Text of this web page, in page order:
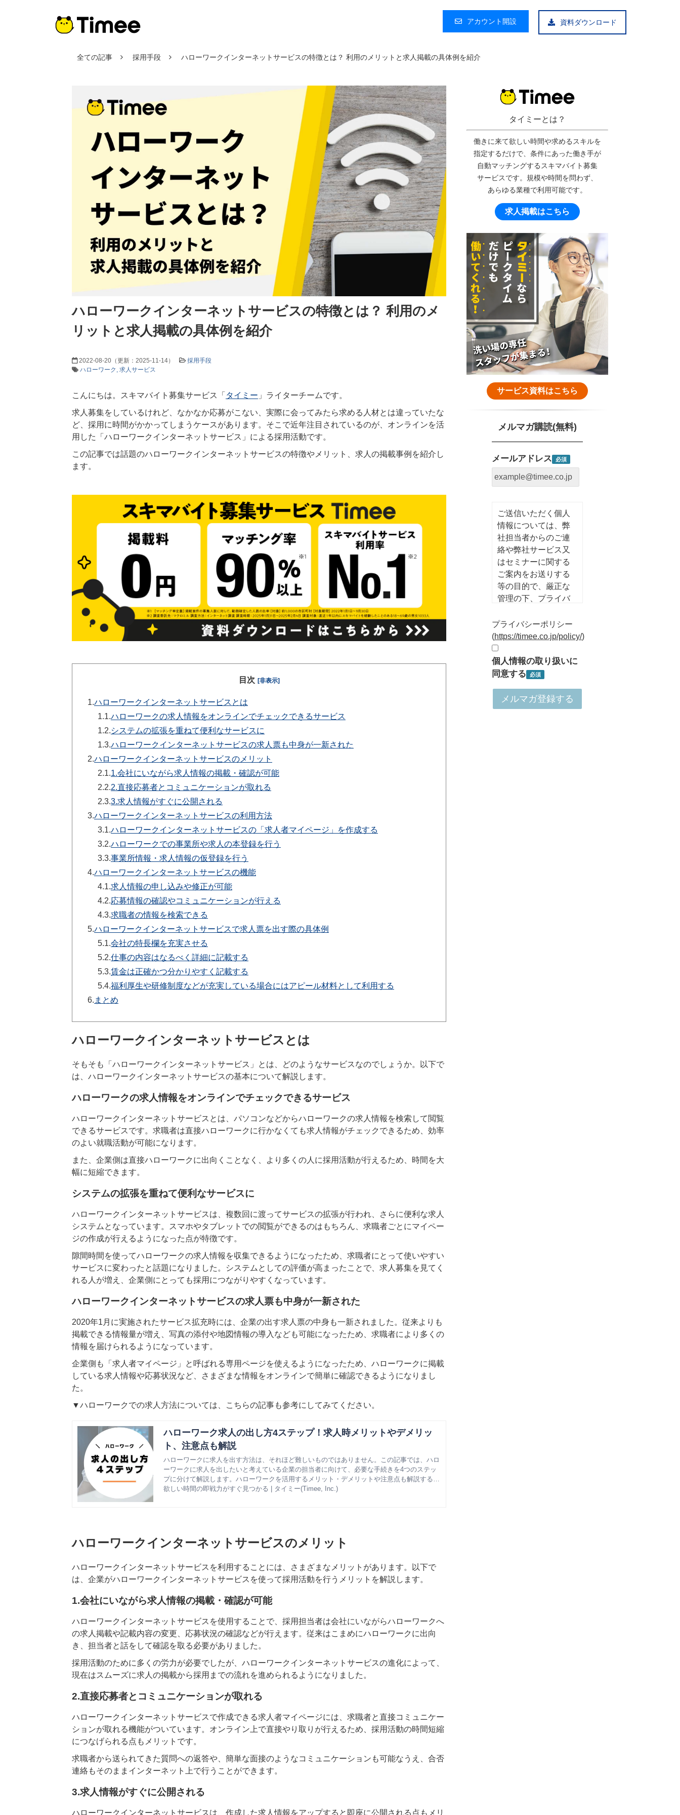
アカウント開設 資料ダウンロード
全ての記事 採用手段 ハローワークインターネットサービスの特徴とは？ 利用のメリットと求人掲載の具体例を紹介
ハローワークインターネットサービスの特徴とは？ 利用のメ
リットと求人掲載の具体例を紹介
2022-08-20 （更新： 2025-11-14）
採用手段
ハローワーク 求人サービス
こんにちは。スキマバイト募集サービス「 タイミー 」ライターチームです。
求人募集をしているけれど、なかなか応募がこない、実際に会ってみたら求める人材とは違っていたな
ど、採用に時間がかかってしまうケースがあります。そこで近年注目されているのが、オンラインを活
用した「ハローワークインターネットサービス」による採用活動です。
この記事では話題のハローワークインターネットサービスの特徴やメリット、求人の掲載事例を紹介し
ます。
目次 [非表示]
1.ハローワークインターネットサービスとは
1.1.ハローワークの求人情報をオンラインでチェックできるサービス
1.2.システムの拡張を重ねて便利なサービスに
1.3.ハローワークインターネットサービスの求人票も中身が一新された
2.ハローワークインターネットサービスのメリット
2.1.1.会社にいながら求人情報の掲載・確認が可能
2.2.2.直接応募者とコミュニケーションが取れる
2.3.3.求人情報がすぐに公開される
3.ハローワークインターネットサービスの利用方法
3.1.ハローワークインターネットサービスの「求人者マイページ」を作成する
3.2.ハローワークでの事業所や求人の本登録を行う
3.3.事業所情報・求人情報の仮登録を行う
4.ハローワークインターネットサービスの機能
4.1.求人情報の申し込みや修正が可能
4.2.応募情報の確認やコミュニケーションが行える
4.3.求職者の情報を検索できる
5.ハローワークインターネットサービスで求人票を出す際の具体例
5.1.会社の特長欄を充実させる
5.2.仕事の内容はなるべく詳細に記載する
5.3.賃金は正確かつ分かりやすく記載する
5.4.福利厚生や研修制度などが充実している場合にはアピール材料として利用する
6. まとめ
ハローワークインターネットサービスとは
そもそも「ハローワークインターネットサービス」とは、どのようなサービスなのでしょうか。以下で
は、ハローワークインターネットサービスの基本について解説します。
ハローワークの求人情報をオンラインでチェックできるサービス
ハローワークインターネットサービスとは、パソコンなどからハローワークの求人情報を検索して閲覧
できるサービスです。求職者は直接ハローワークに行かなくても求人情報がチェックできるため、効率
のよい就職活動が可能になります。
また、企業側は直接ハローワークに出向くことなく、より多くの人に採用活動が行えるため、時間を大
幅に短縮できます。
システムの拡張を重ねて便利なサービスに
ハローワークインターネットサービスは、複数回に渡ってサービスの拡張が行われ、さらに便利な求人
システムとなっています。スマホやタブレットでの閲覧ができるのはもちろん、求職者ごとにマイペー
ジの作成が行えるようになった点が特徴です。
隙間時間を使ってハローワークの求人情報を収集できるようになったため、求職者にとって使いやすい
サービスに変わったと話題になりました。システムとしての評価が高まったことで、求人募集を見てく
れる人が増え、企業側にとっても採用につながりやすくなっています。
ハローワークインターネットサービスの求人票も中身が一新された
2020年1月に実施されたサービス拡充時には、企業の出す求人票の中身も一新されました。従来よりも
掲載できる情報量が増え、写真の添付や地図情報の導入なども可能になったため、求職者により多くの
情報を届けられるようになっています。
企業側も「求人者マイページ」と呼ばれる専用ページを使えるようになったため、ハローワークに掲載
している求人情報や応募状況など、さまざまな情報をオンラインで簡単に確認できるようになりまし
た。
▼ハローワークでの求人方法については、こちらの記事も参考にしてみてください。
ハローワーク求人の出し方4ステップ！求人時メリットやデメリッ
ト、注意点も解説
ハローワークに求人を出す方法は、それほど難しいものではありません。この記事では、ハロ
ーワークに求人を出したいと考えている企業の担当者に向けて、必要な手続きを4つのステッ
プに分けて解説します。ハローワークを活用するメリット・デメリットや注意点も解説するた
め、採用活動を進める際の参考として役立ててください。
欲しい時間の即戦力がすぐ見つかる | タイミー(Timee, Inc.)
ハローワークインターネットサービスのメリット
ハローワークインターネットサービスを利用することには、さまざまなメリットがあります。以下で
は、企業がハローワークインターネットサービスを使って採用活動を行うメリットを解説します。
1.会社にいながら求人情報の掲載・確認が可能
ハローワークインターネットサービスを使用することで、採用担当者は会社にいながらハローワークへ
の求人掲載や記載内容の変更、応募状況の確認などが行えます。従来はこまめにハローワークに出向
き、担当者と話をして確認を取る必要がありました。
採用活動のために多くの労力が必要でしたが、ハローワークインターネットサービスの進化によって、
現在はスムーズに求人の掲載から採用までの流れを進められるようになりました。
2.直接応募者とコミュニケーションが取れる
ハローワークインターネットサービスで作成できる求人者マイページには、求職者と直接コミュニケー
ションが取れる機能がついています。オンライン上で直接やり取りが行えるため、採用活動の時間短縮
につなげられる点もメリットです。
求職者から送られてきた質問への返答や、簡単な面接のようなコミュニケーションも可能なうえ、合否
連絡もそのままインターネット上で行うことができます。
3.求人情報がすぐに公開される
ハローワークインターネットサービスは、作成した求人情報をアップすると即座に公開される点もメリ
タイミーとは？
働きに来て欲しい時間や求めるスキルを
指定するだけで、条件にあった働き手が
自動マッチングするスキマバイト募集
サービスです。規模や時間を問わず、
あらゆる業種で利用可能です。
求人掲載はこちら
サービス資料はこちら
メルマガ購読(無料)
メールアドレス
ご送信いただく個人
情報については、弊
社担当者からのご連
絡や弊社サービス又
はセミナーに関する
ご案内をお送りする
等の目的で、厳正な
管理の下、プライバ
て利用させていただ
きます。
プライバシーポリシー
(https://timee.co.jp/policy/)
個人情報の取り扱いに
同意する